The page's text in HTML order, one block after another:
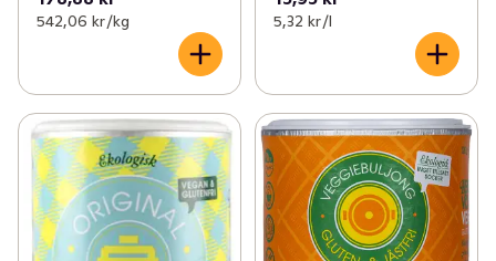
542,06 kr /kg 5,32 kr /l